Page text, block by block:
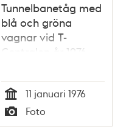
Tunnelbanetåg med
blå och gröna
vagnar vid T-
Centralen år 1976
Tid
11 januari 1976
Typ
Foto